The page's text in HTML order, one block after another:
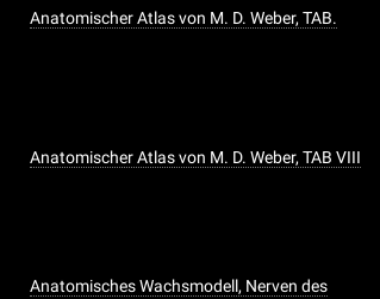
Anatomischer Atlas von M. D. Weber, TAB.
Anatomischer Atlas von M. D. Weber, TAB VIII
Anatomisches Wachsmodell, Nerven des